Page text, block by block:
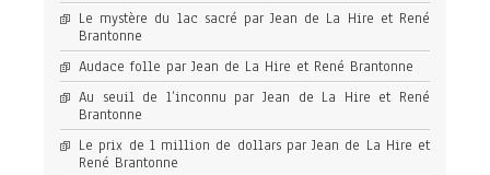
Le mystère du lac sacré par Jean de La Hire et René
Brantonne
Audace folle par Jean de La Hire et René Brantonne
Au seuil de l’inconnu par Jean de La Hire et René
Brantonne
Le prix de 1 million de dollars par Jean de La Hire et
René Brantonne